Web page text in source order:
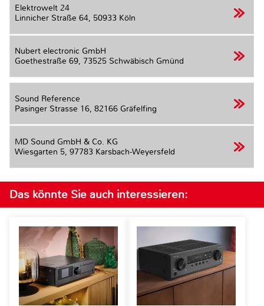
Elektrowelt 24
Linnicher Straße 64, 50933 Köln
Nubert electronic GmbH
Goethestraße 69, 73525 Schwäbisch Gmünd
Sound Reference
Pasinger Strasse 16, 82166 Gräfelfing
MD Sound GmbH & Co. KG
Wiesgarten 5, 97783 Karsbach-Weyersfeld
Das könnte Sie auch interessieren: